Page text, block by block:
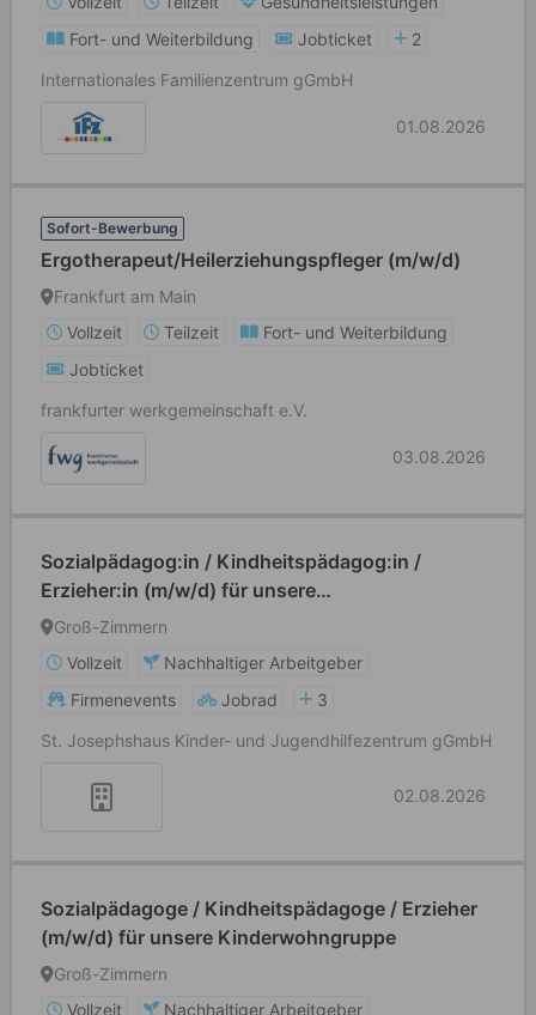
Fort- und Weiterbildung
Jobticket
2
Internationales Familienzentrum gGmbH
01.08.2026
Sofort-Bewerbung
Ergotherapeut/Heilerziehungspfleger (m/w/d)
Frankfurt am Main
Vollzeit
Teilzeit
Fort- und Weiterbildung
Jobticket
frankfurter werkgemeinschaft e.V.
03.08.2026
Sozialpädagog:in / Kindheitspädagog:in /
Erzieher:in (m/w/d) für unsere
Kinderinobhutnahme
Groß-Zimmern
Vollzeit
Nachhaltiger Arbeitgeber
Firmenevents
Jobrad
3
St. Josephshaus Kinder- und Jugendhilfezentrum gGmbH
02.08.2026
Sozialpädagoge / Kindheitspädagoge / Erzieher
(m/w/d) für unsere Kinderwohngruppe
Groß-Zimmern
Vollzeit
Nachhaltiger Arbeitgeber